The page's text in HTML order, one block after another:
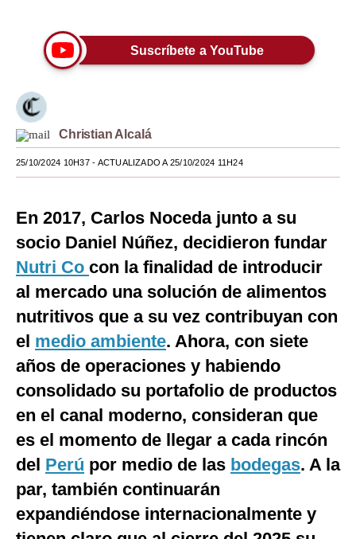
Estilos
EEUU
México
Tecnología
Club del Suscriptor
Mix
G de Gestión
Notas Contratadas
Podcast
Videos
Fotogalerías
Suscríbete a YouTube
Christian Alcalá
25/10/2024 10H37- ACTUALIZADO A 25/10/2024 11H24
En 2017, Carlos Noceda junto a su
socio Daniel Núñez, decidieron fundar
Nutri Co con la finalidad de introducir
al mercado una solución de alimentos
nutritivos que a su vez contribuyan con
el medio ambiente. Ahora, con siete
años de operaciones y habiendo
consolidado su portafolio de productos
en el canal moderno, consideran que
es el momento de llegar a cada rincón
del Perú por medio de las bodegas. A la
par, también continuarán
expandiéndose internacionalmente y